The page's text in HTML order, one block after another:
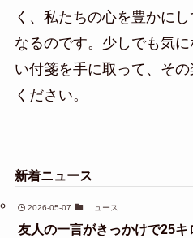
く、私たちの心を豊かに
なるのです。少しでも気
い付箋を手に取って、そ
ください。
新着ニュース
2026-05-07 ニュース
友人の一言がきっかけで25